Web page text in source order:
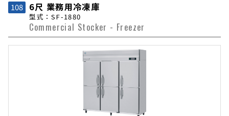
108 6尺 業務用冷凍庫
型式：SF-1880
Commercial Stocker - Freezer